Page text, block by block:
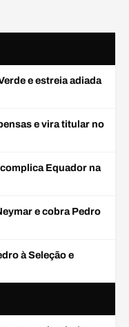
e estreia adiada
e vira titular no
Equador na
e cobra Pedro
à Seleção e